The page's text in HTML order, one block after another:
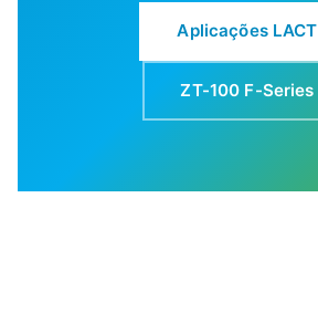
Aplicações LACT
ZT-100 F-Series